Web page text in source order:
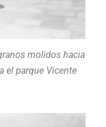
molidos hacia
el parque Vicente